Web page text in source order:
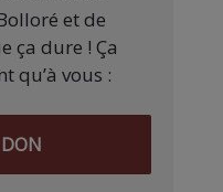
et de
ça dure ! Ça
qu’à vous :